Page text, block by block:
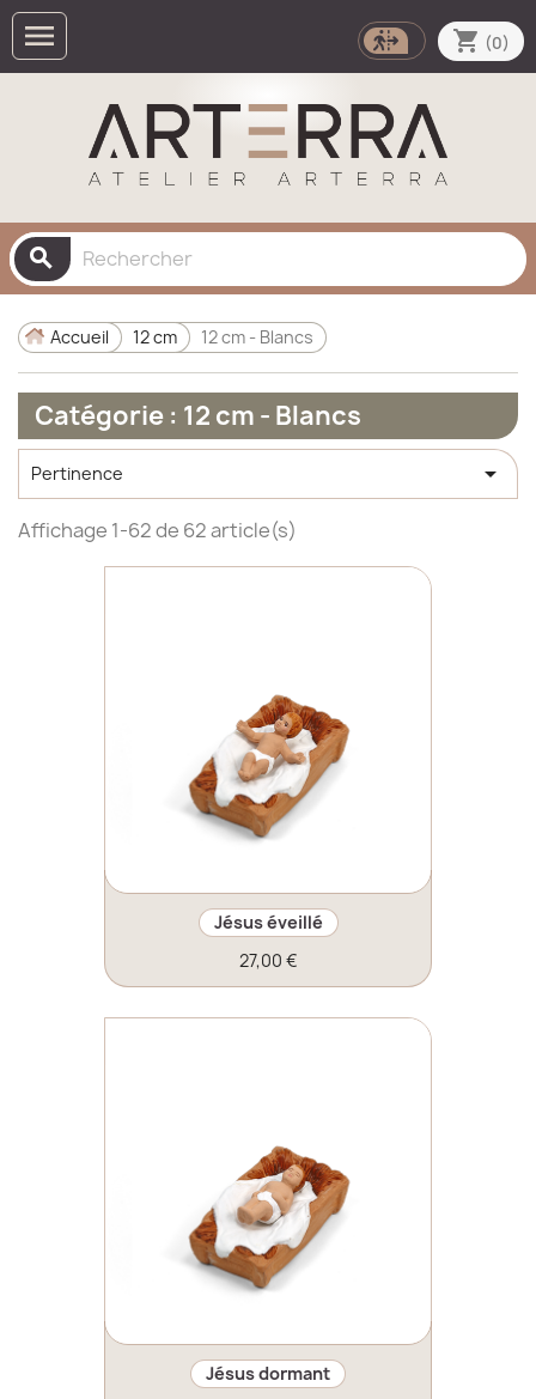
 shopping_cart (0)
search
Accueil 12 cm 12 cm - Blancs
Catégorie : 12 cm - Blancs
Pertinence 
Affichage 1-62 de 62 article(s)
Jésus éveillé
27,00 €
Jésus dormant